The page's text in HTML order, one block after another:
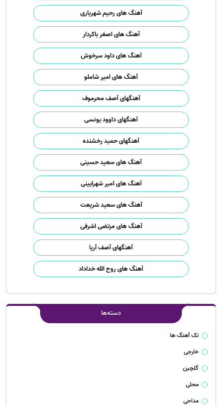
آهنگ های رحیم شهریاری
آهنگ های اصغر باکردار
آهنگ های داود سرخوش
آهنگ های امیر شاملو
آهنگهای آصف محرموف
آهنگهای داوود یونسی
آهنگهای حمید رخشنده
آهنگ های سعید حسینی
آهنگ های امیر شهرایینی
آهنگ های سعید شریعت
آهنگ های مرتضی اشرفی
آهنگهای آصف آریا
آهنگ های روح الله خداداد
دسته‌ها
تک آهنگ ها
خارجی
گلچین
محلی
مداحی